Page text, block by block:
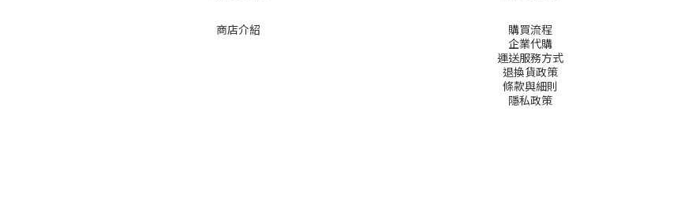
商店介紹
購買流程
企業代購
運送服務方式
退換貨政策
條款與細則
隱私政策